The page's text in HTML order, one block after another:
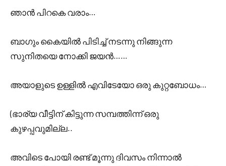
ഞാൻ പിറകെ വരാം…
ബാഗും കൈയിൽ പിടിച്ച് നടന്നു നിങ്ങുന്ന
സുനിതയെ നോക്കി ജയൻ……
അയാളുടെ ഉള്ളിൽ എവിടേയോ ഒരു കുറ്റബോധം…
(ഭാര്യ വീട്ടിന് കിട്ടുന്ന സമ്പത്തിന്ന് ഒരു
കുഴപ്പവുമില്ല..
അവിടെ പോയി രണ്ട് മൂന്നു ദിവസം നിന്നാൽ